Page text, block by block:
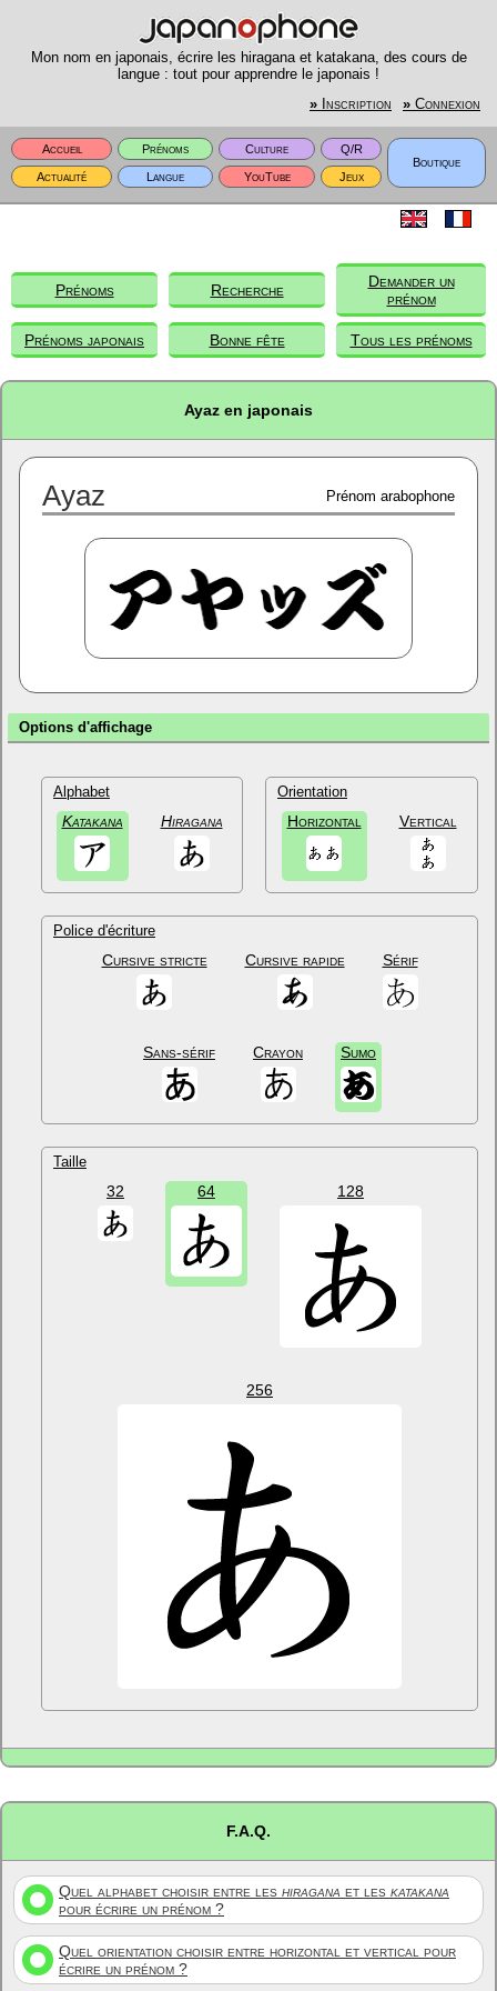
Mon nom en japonais, écrire les hiragana et katakana, des cours de
langue : tout pour apprendre le japonais !
» Inscription » Connexion
Accueil Prénoms Culture
Q/R
Boutique
Actualité
Langue YouTube Jeux
Prénoms Recherche
Demander un
prénom
Prénoms japonais Bonne fête Tous les prénoms
Ayaz en japonais
Ayaz Prénom arabophone
Options d'affichage
Alphabet
Katakana Hiragana
Orientation
Horizontal Vertical
Police d'écriture
Cursive stricte Cursive rapide Sérif
Sans-sérif Crayon Sumo
Taille
32 64 128
256
F.A.Q.
Quel alphabet choisir entre les hiragana et les katakana
pour écrire un prénom ?
Quel orientation choisir entre horizontal et vertical pour
écrire un prénom ?